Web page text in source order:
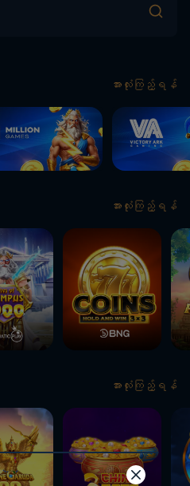
အားလုံးကြည့်ရန်
အားလုံးကြည့်ရန်
အားလုံးကြည့်ရန်